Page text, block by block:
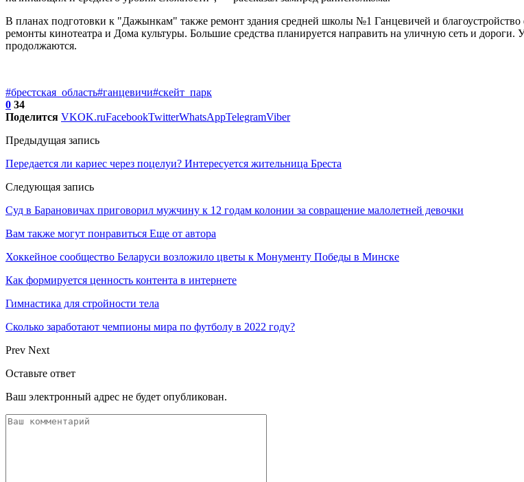
В планах подготовки к "Дажынкам" также ремонт здания средней школы №1 Ганцевичей и благоустройство
ремонты кинотеатра и Дома культуры. Большие средства планируется направить на уличную сеть и дороги.
продолжаются.
#брестская_область#ганцевичи#скейт_парк
0 34
Поделится VKOK.ruFacebookTwitterWhatsAppTelegramViber
Предыдущая запись
Передается ли кариес через поцелуи? Интересуется жительница Бреста
Следующая запись
Суд в Барановичах приговорил мужчину к 12 годам колонии за совращение малолетней девочки
Вам также могут понравиться Еще от автора
Хоккейное сообщество Беларуси возложило цветы к Монументу Победы в Минске
Как формируется ценность контента в интернете
Гимнастика для стройности тела
Сколько заработают чемпионы мира по футболу в 2022 году?
Prev Next
Оставьте ответ
Ваш электронный адрес не будет опубликован.